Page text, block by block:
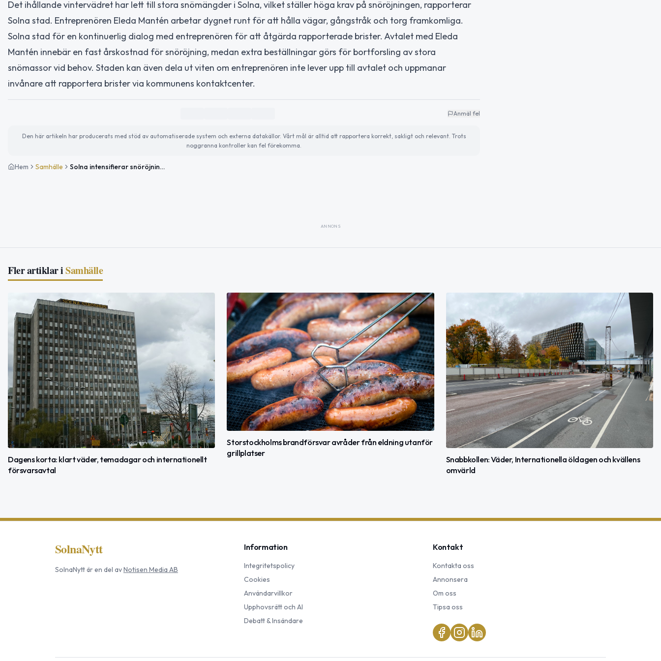
Det ihållande vintervädret har lett till stora snömängder i Solna, vilket ställer höga krav på snöröjningen, rapporterar
Solna stad. Entreprenören Eleda Mantén arbetar dygnet runt för att hålla vägar, gångstråk och torg framkomliga.
Solna stad för en kontinuerlig dialog med entreprenören för att åtgärda rapporterade brister. Avtalet med Eleda
Mantén innebär en fast årskostnad för snöröjning, medan extra beställningar görs för bortforsling av stora
snömassor vid behov. Staden kan även dela ut viten om entreprenören inte lever upp till avtalet och uppmanar
invånare att rapportera brister via kommunens kontaktcenter.
Anmäl fel
Den här artikeln har producerats med stöd av automatiserade system och externa datakällor. Vårt mål är alltid att rapportera korrekt, sakligt och relevant. Trots
noggranna kontroller kan fel förekomma.
Hem Samhälle Solna intensifierar snöröjningen under vintervädret
ANNONS
Fler artiklar iSamhälle
Dagens korta: klart väder, temadagar och internationellt
försvarsavtal
Storstockholms brandförsvar avråder från eldning utanför
grillplatser
Snabbkollen: Väder, Internationella öldagen och kvällens
omvärld
SolnaNytt
SolnaNyttär en del avNotisen Media AB
Information
Integritetspolicy
Cookies
Användarvillkor
Upphovsrätt och AI
Debatt & Insändare
Kontakt
Kontakta oss
Annonsera
Om oss
Tipsa oss